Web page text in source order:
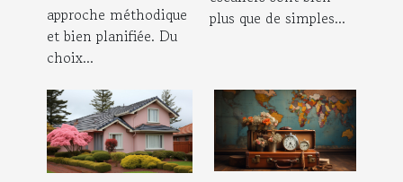
approche méthodique
et bien planifiée. Du
choix...
plus que de simples...